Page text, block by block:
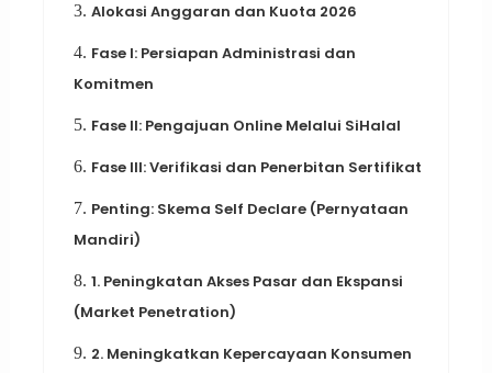
3. Alokasi Anggaran dan Kuota 2026
4. Fase I: Persiapan Administrasi dan
Komitmen
5. Fase II: Pengajuan Online Melalui SiHalal
6. Fase III: Verifikasi dan Penerbitan Sertifikat
7. Penting: Skema Self Declare (Pernyataan
Mandiri)
8. 1. Peningkatan Akses Pasar dan Ekspansi
(Market Penetration)
9. 2. Meningkatkan Kepercayaan Konsumen